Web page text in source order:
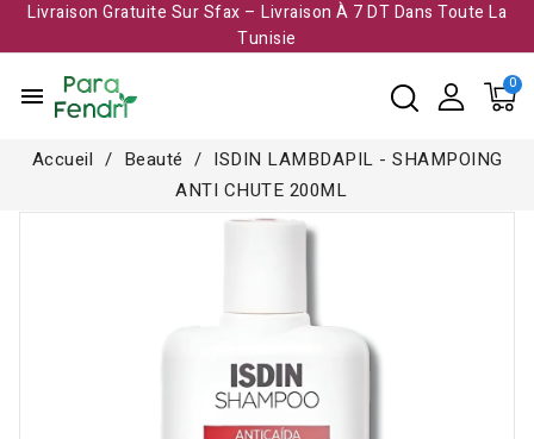
Livraison Gratuite Sur Sfax – Livraison À 7 DT Dans Toute La
Tunisie​
menu
Accueil Beauté
ISDIN LAMBDAPIL - SHAMPOING
ANTI CHUTE 200ML